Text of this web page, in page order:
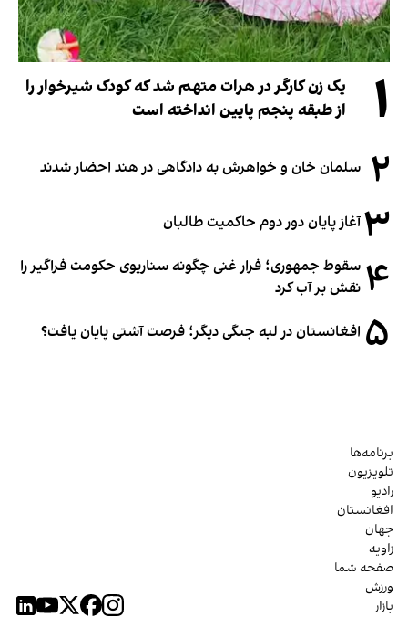
۱
یک زن کارگر در هرات متهم شد که کودک شیرخوار را
از طبقه پنجم پایین انداخته است
۲ سلمان خان و خواهرش به دادگاهی در هند احضار شدند
۳آغاز پایان دور دوم حاکمیت طالبان
۴ سقوط جمهوری؛ فرار غنی چگونه سناریوی حکومت فراگیر را
نقش بر آب کرد
۵ افغانستان در لبه جنگی دیگر؛ فرصت آشتی پایان یافت؟
برنامه‌ها
تلویزیون
رادیو
افغانستان
جهان
زاویه
صفحه شما
ورزش
بازار